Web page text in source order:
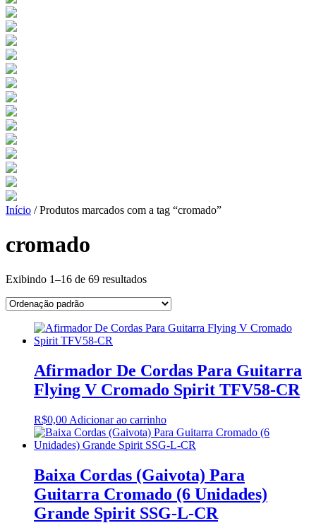
Início / Produtos marcados com a tag “cromado”
cromado
Exibindo 1–16 de 69 resultados
Afirmador De Cordas Para Guitarra
Flying V Cromado Spirit TFV58-CR
R$0,00 Adicionar ao carrinho
Baixa Cordas (Gaivota) Para
Guitarra Cromado (6 Unidades)
Grande Spirit SSG-L-CR